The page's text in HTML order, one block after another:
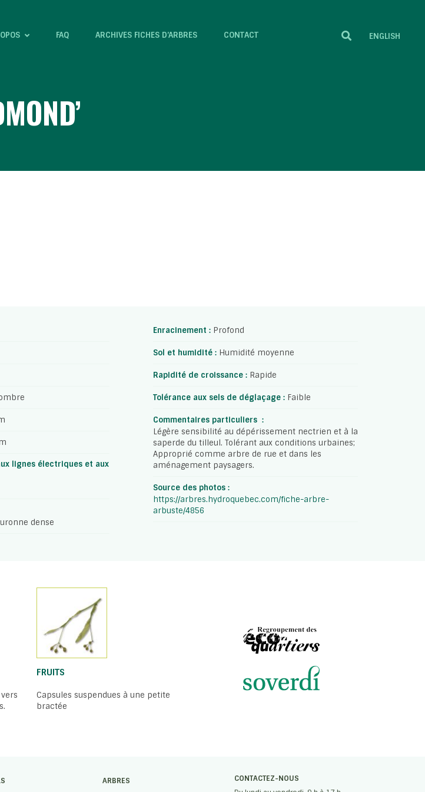
FAQ ARCHIVES FICHES D’ARBRES CONTACT ENGLISH
lignes électriques et aux
dense
Enracinement : Profond
Sol et humidité : Humidité moyenne
Rapidité de croissance : Rapide
Tolérance aux sels de déglaçage : Faible
Commentaires particuliers :
Légère sensibilité au dépérissement nectrien et à la
saperde du tilleul. Tolérant aux conditions urbaines;
Approprié comme arbre de rue et dans les
aménagement paysagers.
Source des photos :
https://arbres.hydroquebec.com/fiche-arbre-
arbuste/4856
FRUITS
Capsules suspendues à une petite
bractée
ARBRES
CONTACTEZ-NOUS